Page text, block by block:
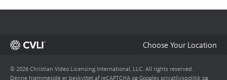
Choose Your Location
© 2026 Christian Video Licensing International, LLC. All rights reserved.
Denne hjemmeside er beskyttet af reCAPTCHA og Googles privatlivspolitik og